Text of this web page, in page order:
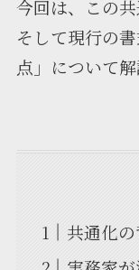
今回は、この
そして現行の
点」について解
共通化